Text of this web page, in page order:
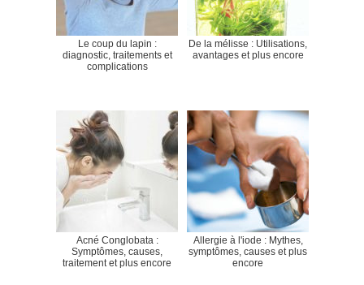
Le coup du lapin :
diagnostic, traitements et
complications
De la mélisse : Utilisations,
avantages et plus encore
Acné Conglobata :
Symptômes, causes,
traitement et plus encore
Allergie à l'iode : Mythes,
symptômes, causes et plus
encore